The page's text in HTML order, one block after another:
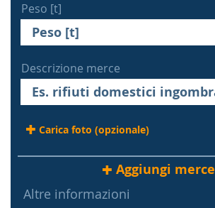
Peso [t]
Descrizione merce
Carica foto (opzionale)
Aggiungi merce
Altre informazioni